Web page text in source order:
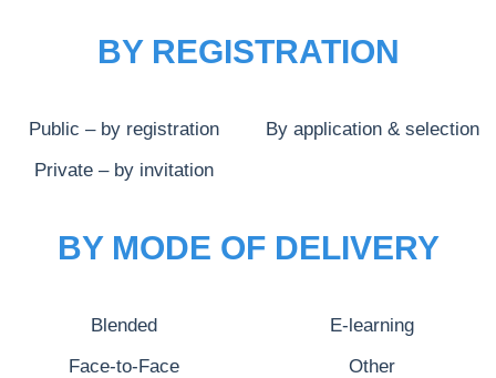
BY REGISTRATION
Public – by registration By application & selection
Private – by invitation
BY MODE OF DELIVERY
Blended E-learning
Face-to-Face Other